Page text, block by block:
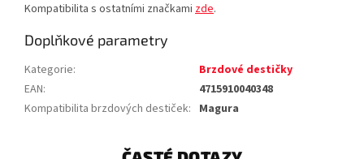
Kompatibilita s ostatními značkami zde.
Doplňkové parametry
Kategorie:
Brzdové destičky
EAN:
4715910040348
Kompatibilita brzdových destiček: Magura